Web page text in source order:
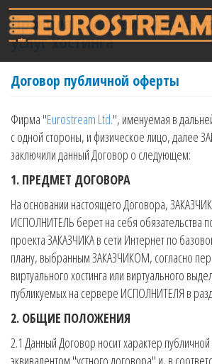
Правила и условия
услуг хостинга
Договор публичной оферты
Фирма "Eurostream Ltd.", именуемая в
с одной стороны, и физическое лицо, далее
заключили данный Договор о следующем:
1. ПРЕДМЕТ ДОГОВОРА
На основании настоящего Договора,
ИСПОЛНИТЕЛЬ берет на себя обязательства
проекта ЗАКАЗЧИКА в сети Интернет по
плану, выбранным ЗАКАЗЧИКОМ, согласно
виртуального хостинга или виртуального
публикуемых на сервере ИСПОЛНИТЕЛЯ в
2. ОБЩИЕ ПОЛОЖЕНИЯ
2.1 Данный Договор носит характер
эквивалентом "устного договора" и, в